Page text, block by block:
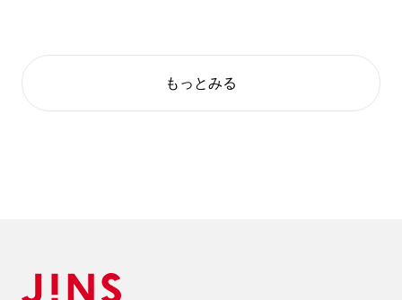
もっとみる